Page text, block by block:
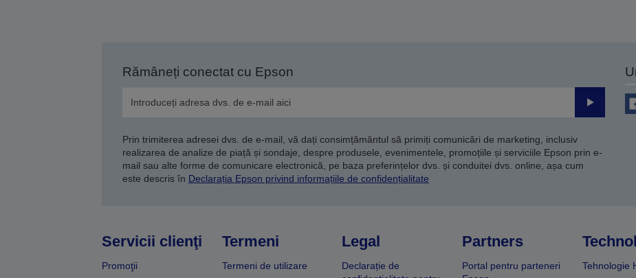
Rămâneți conectat cu Epson
Trimiteți
Prin trimiterea adresei dvs. de e-mail, vă dați consimțământul să primiți comunicări de marketing, inclusiv
realizarea de analize de piață și sondaje, despre produsele, evenimentele, promoțiile și serviciile Epson prin e-
mail sau alte forme de comunicare electronică, pe baza preferințelor dvs. și conduitei dvs. online, așa cum
este descris în Declarația Epson privind informațiile de confidențialitate
Servicii clienţi
Promoţii
Termeni
Termeni de utilizare
Legal
Declarație de
Partners
Portal pentru parteneri
Tehnologie